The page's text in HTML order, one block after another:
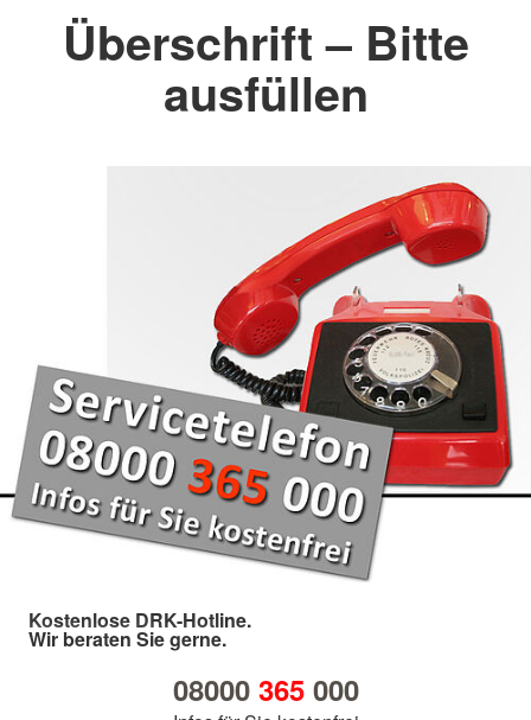
Überschrift – Bitte
ausfüllen
Kostenlose DRK-Hotline.
Wir beraten Sie gerne.
08000 365000